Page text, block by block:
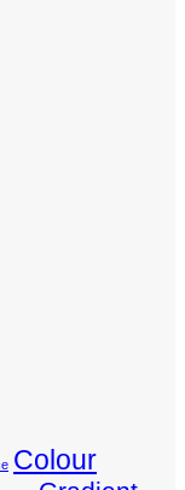
Colour